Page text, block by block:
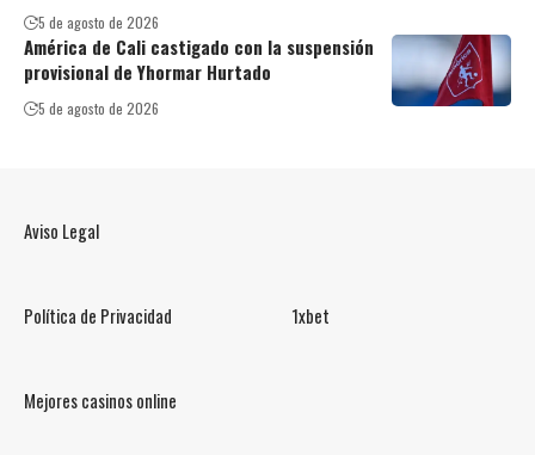
5 de agosto de 2026
América de Cali castigado con la suspensión
provisional de Yhormar Hurtado
5 de agosto de 2026
Aviso Legal
Política de Privacidad 1xbet
Mejores casinos online